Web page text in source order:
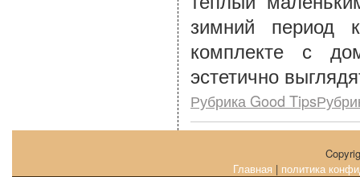
зимний период
комплекте с
эстетично
Рубрика Good
Главная | политика